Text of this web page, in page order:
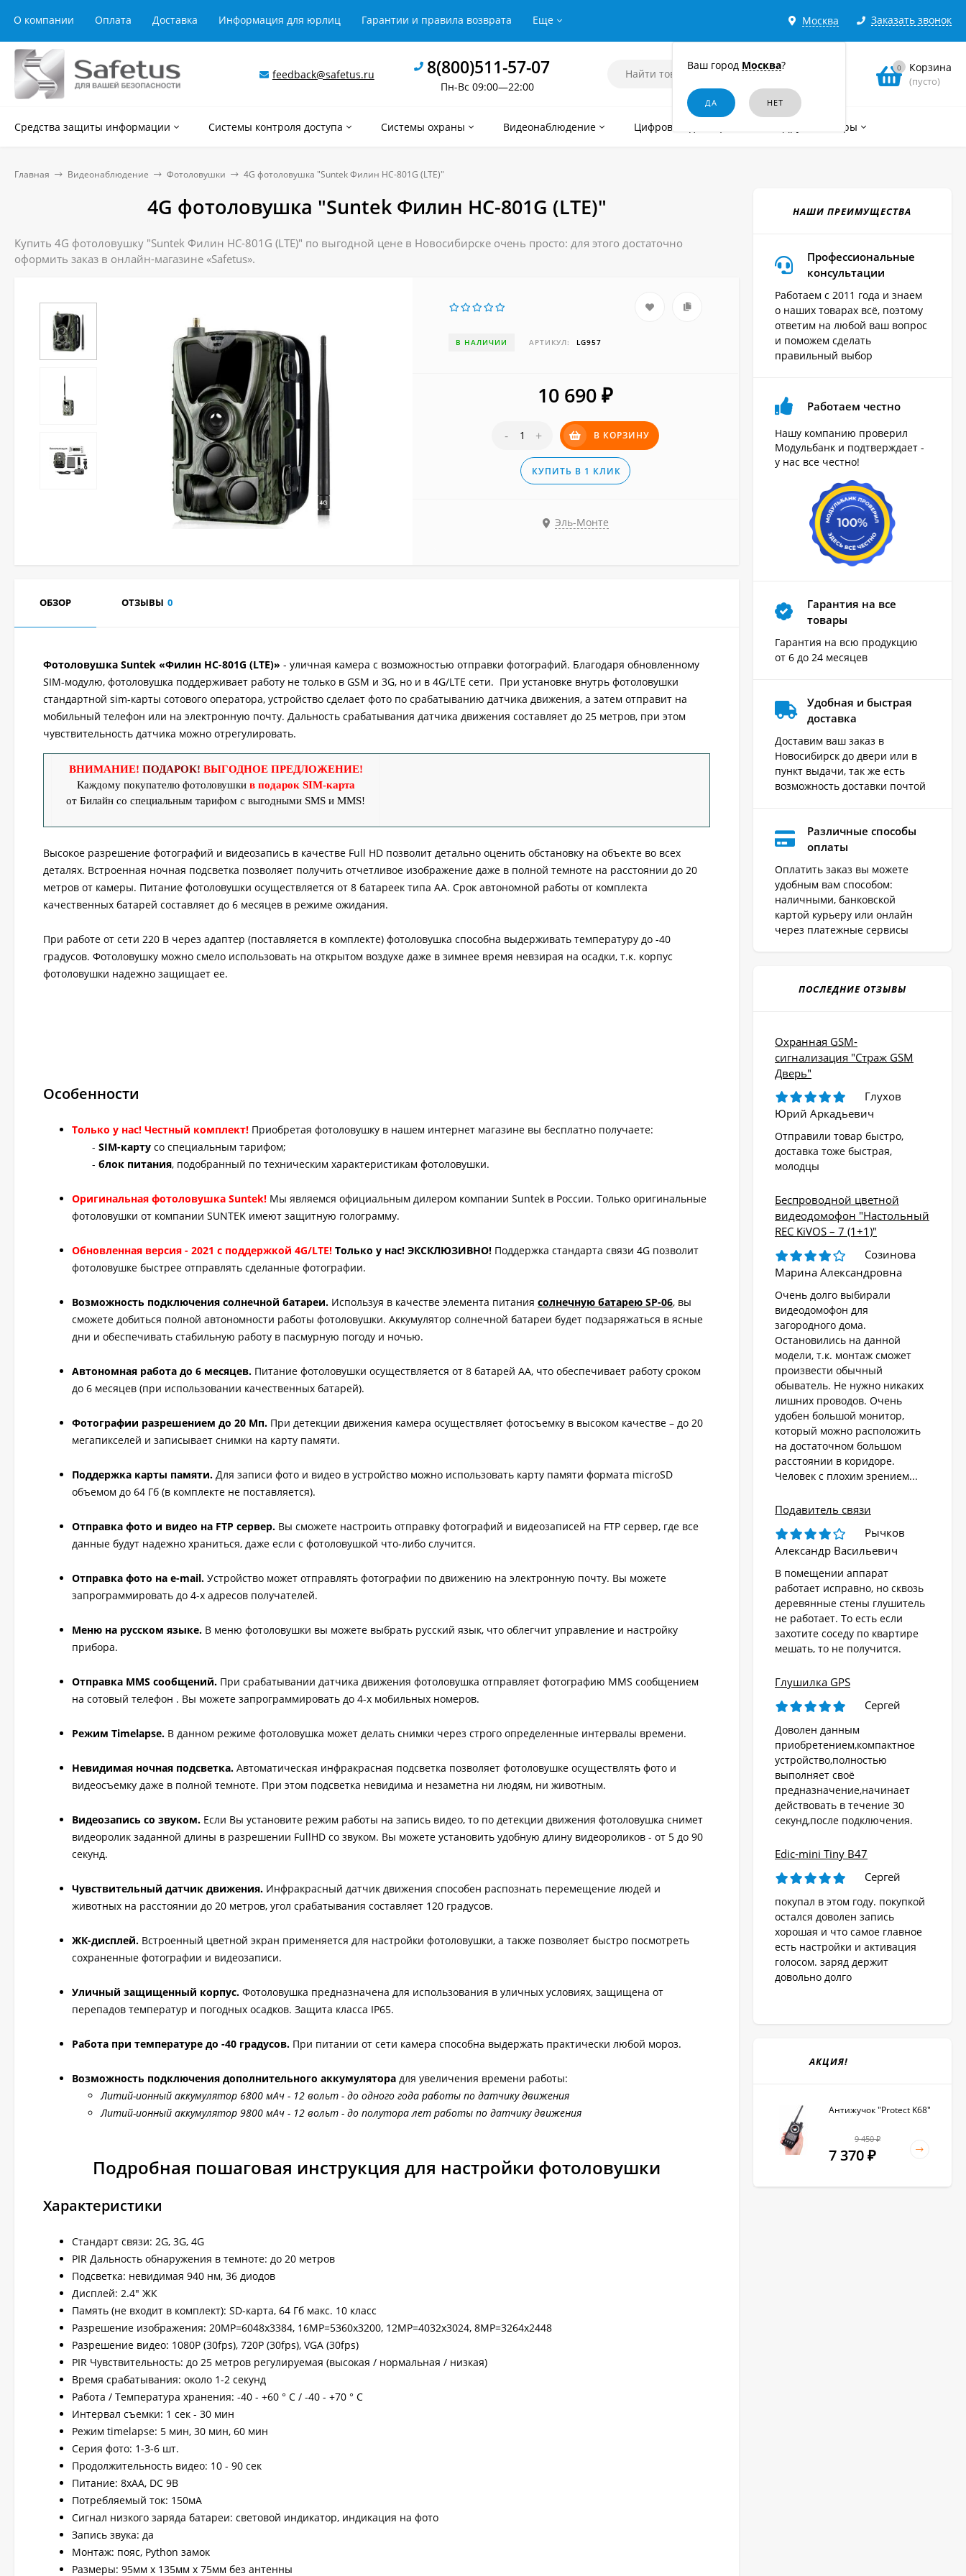
Москва
Ваш город Москва?
Заказать звонок
О компании Оплата Доставка Информация для юрлиц Гарантии и правила возврата Еще
feedback@safetus.ru 8(800)511-57-07
Пн-Вс 09:00—22:00
0 Корзина
(пусто)
Средства защиты информации Системы контроля доступа Системы охраны Видеонаблюдение Цифровые диктофоны Другие товары
Главная Видеонаблюдение Фотоловушки 4G фотоловушка "Suntek Филин HC-801G (LTE)"
4G фотоловушка "Suntek Филин HC-801G (LTE)"
Купить 4G фотоловушку "Suntek Филин HC-801G (LTE)" по выгодной цене в Новосибирске очень просто: для этого достаточно
оформить заказ в онлайн-магазине «Safetus».
В НАЛИЧИИ АРТИКУЛ: LG957
10 690₽
- + В КОРЗИНУ
КУПИТЬ В 1 КЛИК
Эль-Монте
ОБЗОР ОТЗЫВЫ 0
Фотоловушка Suntek «Филин HC-801G (LTE)» - уличная камера с возможностью отправки фотографий. Благодаря обновленному
SIM-модулю, фотоловушка поддерживает работу не только в GSM и 3G, но и в 4G/LTE сети. При установке внутрь фотоловушки
стандартной sim-карты сотового оператора, устройство сделает фото по срабатыванию датчика движения, а затем отправит на
мобильный телефон или на электронную почту. Дальность срабатывания датчика движения составляет до 25 метров, при этом
чувствительность датчика можно отрегулировать.
ВНИМАНИЕ! ПОДАРОК! ВЫГОДНОЕ ПРЕДЛОЖЕНИЕ!
Каждому покупателю фотоловушки в подарок SIM-карта
от Билайн со специальным тарифом с выгодными SMS и MMS!
Высокое разрешение фотографий и видеозапись в качестве Full HD позволит детально оценить обстановку на объекте во всех
деталях. Встроенная ночная подсветка позволяет получить отчетливое изображение даже в полной темноте на расстоянии до 20
метров от камеры. Питание фотоловушки осуществляется от 8 батареек типа АА. Срок автономной работы от комплекта
качественных батарей составляет до 6 месяцев в режиме ожидания.
При работе от сети 220 В через адаптер (поставляется в комплекте) фотоловушка способна выдерживать температуру до -40
градусов. Фотоловушку можно смело использовать на открытом воздухе даже в зимнее время невзирая на осадки, т.к. корпус
фотоловушки надежно защищает ее.
Особенности
Только у нас! Честный комплект! Приобретая фотоловушку в нашем интернет магазине вы бесплатно получаете:
- SIM-карту со специальным тарифом;
- блок питания, подобранный по техническим характеристикам фотоловушки.
Оригинальная фотоловушка Suntek! Мы являемся официальным дилером компании Suntek в России. Только оригинальные
фотоловушки от компании SUNTEK имеют защитную голограмму.
Обновленная версия - 2021 с поддержкой 4G/LTE! Только у нас! ЭКСКЛЮЗИВНО! Поддержка стандарта связи 4G позволит
фотоловушке быстрее отправлять сделанные фотографии.
Возможность подключения солнечной батареи. Используя в качестве элемента питания солнечную батарею SP-06, вы
сможете добиться полной автономности работы фотоловушки. Аккумулятор солнечной батареи будет подзаряжаться в ясные
дни и обеспечивать стабильную работу в пасмурную погоду и ночью.
Автономная работа до 6 месяцев. Питание фотоловушки осуществляется от 8 батарей АА, что обеспечивает работу сроком
до 6 месяцев (при использовании качественных батарей).
Фотографии разрешением до 20 Мп. При детекции движения камера осуществляет фотосъемку в высоком качестве – до 20
мегапикселей и записывает снимки на карту памяти.
Поддержка карты памяти. Для записи фото и видео в устройство можно использовать карту памяти формата microSD
объемом до 64 Гб (в комплекте не поставляется).
Отправка фото и видео на FTP сервер. Вы сможете настроить отправку фотографий и видеозаписей на FTP сервер, где все
данные будут надежно храниться, даже если с фотоловушкой что-либо случится.
Отправка фото на e-mail. Устройство может отправлять фотографии по движению на электронную почту. Вы можете
запрограммировать до 4-х адресов получателей.
Меню на русском языке. В меню фотоловушки вы можете выбрать русский язык, что облегчит управление и настройку
прибора.
Отправка MMS сообщений. При срабатывании датчика движения фотоловушка отправляет фотографию MMS сообщением
на сотовый телефон . Вы можете запрограммировать до 4-х мобильных номеров.
Режим Timelapse. В данном режиме фотоловушка может делать снимки через строго определенные интервалы времени.
Невидимая ночная подсветка. Автоматическая инфракрасная подсветка позволяет фотоловушке осуществлять фото и
видеосъемку даже в полной темноте. При этом подсветка невидима и незаметна ни людям, ни животным.
Видеозапись со звуком. Если Вы установите режим работы на запись видео, то по детекции движения фотоловушка снимет
видеоролик заданной длины в разрешении FullHD со звуком. Вы можете установить удобную длину видеороликов - от 5 до 90
секунд.
Чувствительный датчик движения. Инфракрасный датчик движения способен распознать перемещение людей и
животных на расстоянии до 20 метров, угол срабатывания составляет 120 градусов.
ЖК-дисплей. Встроенный цветной экран применяется для настройки фотоловушки, а также позволяет быстро посмотреть
сохраненные фотографии и видеозаписи.
Уличный защищенный корпус. Фотоловушка предназначена для использования в уличных условиях, защищена от
перепадов температур и погодных осадков. Защита класса IP65.
Работа при температуре до -40 градусов. При питании от сети камера способна выдержать практически любой мороз.
Возможность подключения дополнительного аккумулятора для увеличения времени работы:
Литий-ионный аккумулятор 6800 мАч - 12 вольт - до одного года работы по датчику движения
Литий-ионный аккумулятор 9800 мАч - 12 вольт - до полутора лет работы по датчику движения
Подробная пошаговая инструкция для настройки фотоловушки
Характеристики
Стандарт связи: 2G, 3G, 4G
PIR Дальность обнаружения в темноте: до 20 метров
Подсветка: невидимая 940 нм, 36 диодов
Дисплей: 2.4" ЖК
Память (не входит в комплект): SD-карта, 64 Гб макс. 10 класс
Разрешение изображения: 20МР=6048х3384, 16MP=5360х3200, 12МР=4032x3024, 8MP=3264x2448
Разрешение видео: 1080P (30fps), 720P (30fps), VGA (30fps)
PIR Чувствительность: до 25 метров регулируемая (высокая / нормальная / низкая)
Время срабатывания: около 1-2 секунд
Работа / Температура хранения: -40 - +60 ° C / -40 - +70 ° C
Интервал съемки: 1 сек - 30 мин
Режим timelapse: 5 мин, 30 мин, 60 мин
Серия фото: 1-3-6 шт.
Продолжительность видео: 10 - 90 сек
Питание: 8хAA, DC 9В
Потребляемый ток: 150мА
Сигнал низкого заряда батареи: световой индикатор, индикация на фото
Запись звука: да
Монтаж: пояс, Python замок
Размеры: 95мм x 135мм x 75мм без антенны
НАШИ ПРЕИМУЩЕСТВА
Профессиональные
консультации
Работаем с 2011 года и знаем
о наших товарах всё, поэтому
ответим на любой ваш вопрос
и поможем сделать
правильный выбор
Работаем честно
Нашу компанию проверил
Модульбанк и подтверждает -
у нас все честно!
Гарантия на все
товары
Гарантия на всю продукцию
от 6 до 24 месяцев
Удобная и быстрая
доставка
Доставим ваш заказ в
Новосибирск до двери или в
пункт выдачи, так же есть
возможность доставки почтой
Различные способы
оплаты
Оплатить заказ вы можете
удобным вам способом:
наличными, банковской
картой курьеру или онлайн
через платежные сервисы
ПОСЛЕДНИЕ ОТЗЫВЫ
Охранная GSM-
сигнализация "Страж GSM
Дверь"
Глухов
Юрий Аркадьевич
Отправили товар быстро,
доставка тоже быстрая,
молодцы
Беспроводной цветной
видеодомофон "Настольный
REC KiVOS – 7 (1+1)"
Созинова
Марина Александровна
Очень долго выбирали
видеодомофон для
загородного дома.
Остановились на данной
модели, т.к. монтаж сможет
произвести обычный
обыватель. Не нужно никаких
лишних проводов. Очень
удобен большой монитор,
который можно расположить
на достаточном большом
расстоянии в коридоре.
Человек с плохим зрением...
Подавитель связи
Рычков
Александр Васильевич
В помещении аппарат
работает исправно, но сквозь
деревянные стены глушитель
не работает. То есть если
захотите соседу по квартире
мешать, то не получится.
Глушилка GPS
Сергей
Доволен данным
приобретением,компактное
устройство,полностью
выполняет своё
предназначение,начинает
действовать в течение 30
секунд,после подключения.
Edic-mini Tiny B47
Сергей
покупал в этом году. покупкой
остался доволен запись
хорошая и что самое главное
есть настройки и активация
голосом. заряд держит
довольно долго
АКЦИЯ!
Антижучок "Protect K68"
9 450₽
7 370 ₽